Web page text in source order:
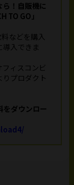
！ 自販機に
TO GO」
などを購入
入できま
ィスコンビ
プロダクト
ダウンロー